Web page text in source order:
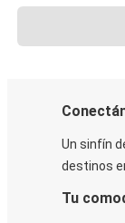
Un sinfín
destinos
Tu